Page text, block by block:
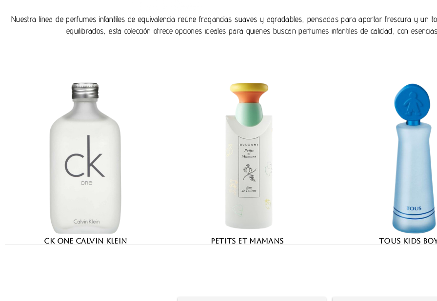
Nuestra línea de perfumes infantiles de equivalencia reúne fragancias suaves y agradables, pensadas para aportar frescura y un
equilibrados, esta colección ofrece opciones ideales para quienes buscan perfumes infantiles de calidad, con
CK ONE CALVIN KLEIN PETITS ET MAMANS TOUS KIDS